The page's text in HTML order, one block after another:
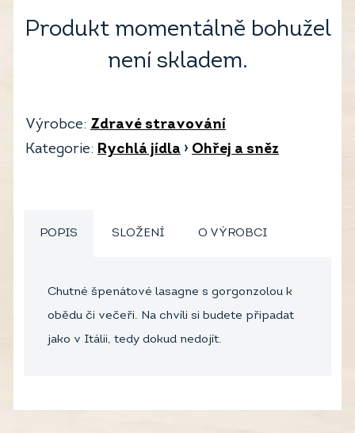
Produkt momentálně bohužel
není skladem.
Výrobce: Zdravé stravování
Kategorie: Rychlá jídla › Ohřej a sněz
POPIS SLOŽENÍ O VÝROBCI
Chutné špenátové lasagne s gorgonzolou k
obědu či večeři. Na chvíli si budete připadat
jako v Itálii, tedy dokud nedojít.